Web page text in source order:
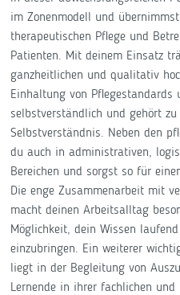
im Zonenmodell und
therapeutischen Pflege und
Patienten. Mit deinem Einsatz
ganzheitlichen und qualitativ
Einhaltung von
selbstverständlich und gehört
Selbstverständnis. Neben den
du auch in administrativen,
Bereichen und sorgst so für
Die enge Zusammenarbeit mit
macht deinen Arbeitsalltag
Möglichkeit, dein Wissen
einzubringen. Ein weiterer
liegt in der Begleitung von
Lernende in ihrer fachlichen